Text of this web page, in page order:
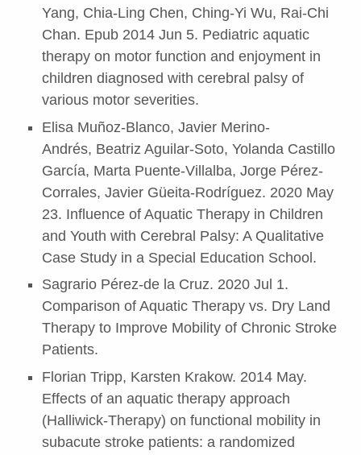
Yang, Chia-Ling Chen, Ching-Yi Wu, Rai-Chi
Chan. Epub 2014 Jun 5. Pediatric aquatic
therapy on motor function and enjoyment in
children diagnosed with cerebral palsy of
various motor severities.
Elisa Muñoz-Blanco, Javier Merino-
Andrés, Beatriz Aguilar-Soto, Yolanda Castillo
García, Marta Puente-Villalba, Jorge Pérez-
Corrales, Javier Güeita-Rodríguez. 2020 May
23. Influence of Aquatic Therapy in Children
and Youth with Cerebral Palsy: A Qualitative
Case Study in a Special Education School.
Sagrario Pérez-de la Cruz. 2020 Jul 1.
Comparison of Aquatic Therapy vs. Dry Land
Therapy to Improve Mobility of Chronic Stroke
Patients.
Florian Tripp, Karsten Krakow. 2014 May.
Effects of an aquatic therapy approach
(Halliwick-Therapy) on functional mobility in
subacute stroke patients: a randomized